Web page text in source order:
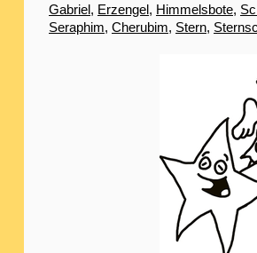
Gabriel, Erzengel, Himmelsbote,
Seraphim, Cherubim, Stern,